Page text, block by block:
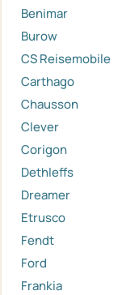
Benimar
Burow
CS Reisemobile
Carthago
Chausson
Clever
Corigon
Dethleffs
Dreamer
Etrusco
Fendt
Ford
Frankia